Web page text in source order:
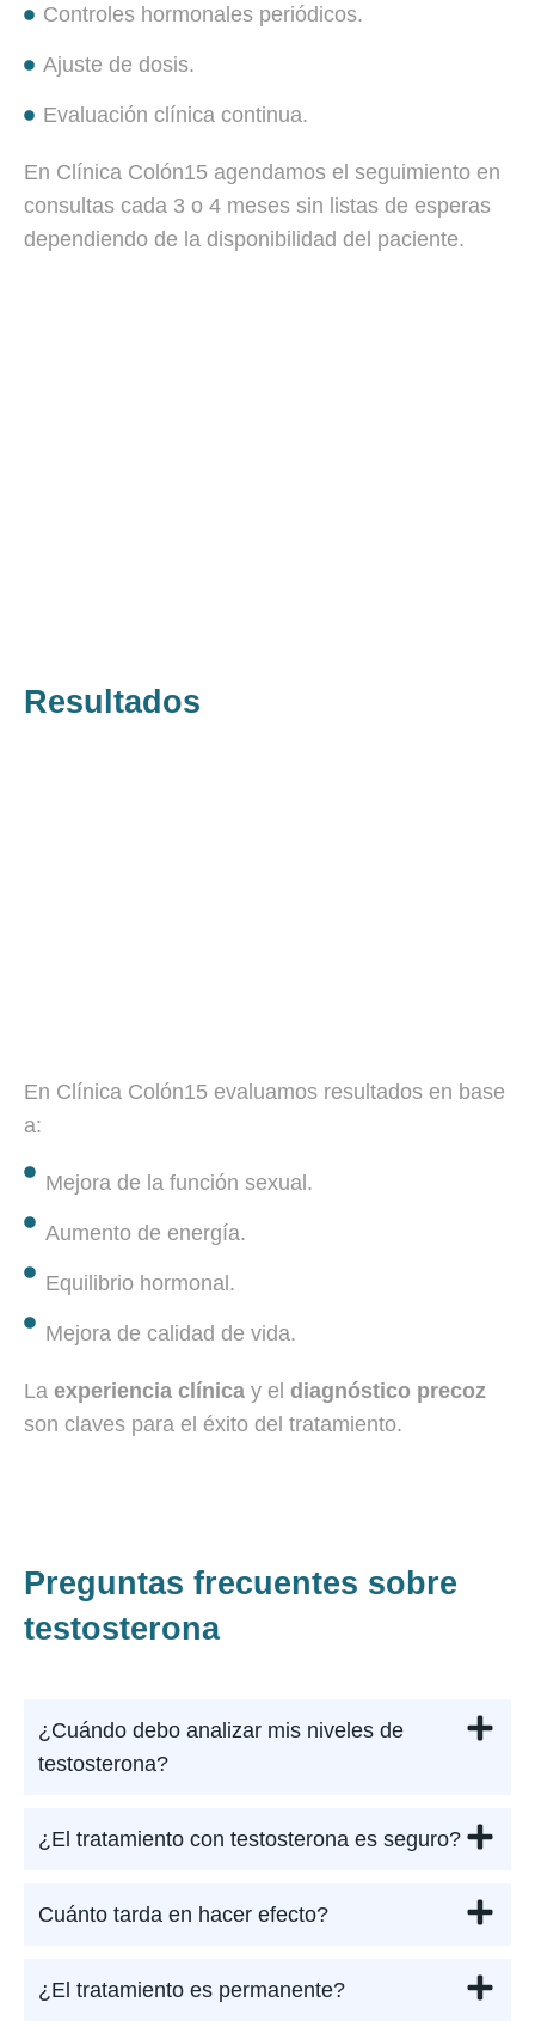
Controles hormonales periódicos.
Ajuste de dosis.
Evaluación clínica continua.
En Clínica Colón15 agendamos el seguimiento en
consultas cada 3 o 4 meses sin listas de esperas
dependiendo de la disponibilidad del paciente.
Resultados
En Clínica Colón15 evaluamos resultados en base
a:
Mejora de la función sexual.
Aumento de energía.
Equilibrio hormonal.
Mejora de calidad de vida.
La experiencia clínica y el diagnóstico precoz
son claves para el éxito del tratamiento.
Preguntas frecuentes sobre
testosterona
¿Cuándo debo analizar mis niveles de
testosterona?
¿El tratamiento con testosterona es seguro?
Cuánto tarda en hacer efecto?
¿El tratamiento es permanente?